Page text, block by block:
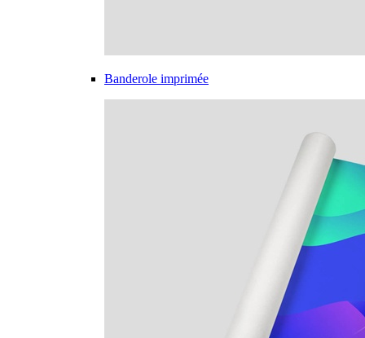
Banderole imprimée